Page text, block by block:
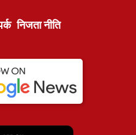
निजता नीति